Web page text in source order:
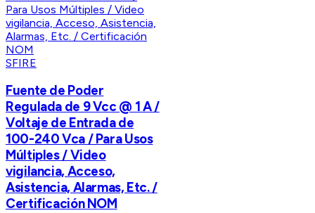
SFIRE
Fuente de Poder
Regulada de 9 Vcc @ 1 A /
Voltaje de Entrada de
100-240 Vca / Para Usos
Múltiples / Video
vigilancia, Acceso,
Asistencia, Alarmas, Etc. /
Certificación NOM